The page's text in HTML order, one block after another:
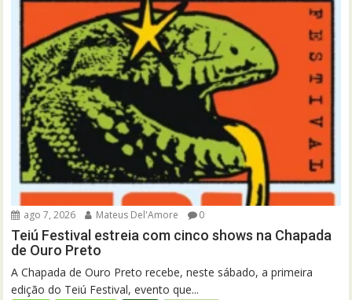
ago 7, 2026 Mateus Del'Amore 0
Teiú Festival estreia com cinco shows na Chapada
de Ouro Preto
A Chapada de Ouro Preto recebe, neste sábado, a primeira
edição do Teiú Festival, evento que...